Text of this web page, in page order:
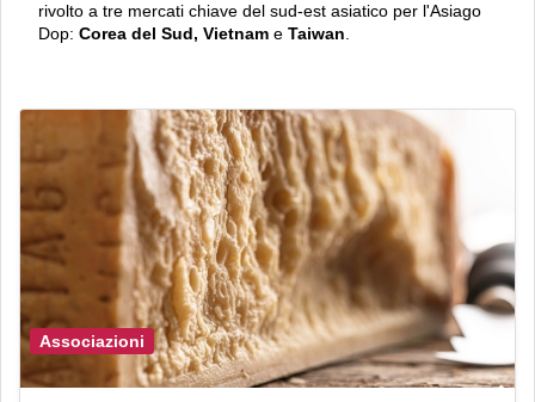
rivolto a tre mercati chiave del sud-est asiatico per l'Asiago
Dop: Corea del Sud, Vietnam e Taiwan
Associazioni